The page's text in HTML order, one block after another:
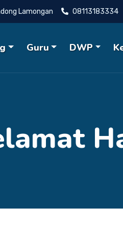
Lamongan 08113183334
Guru DWP